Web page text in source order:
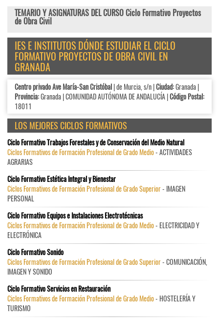
TEMARIO Y ASIGNATURAS DEL CURSO Ciclo Formativo Proyectos
de Obra Civil
IES E INSTITUTOS DÓNDE ESTUDIAR EL CICLO
FORMATIVO PROYECTOS DE OBRA CIVIL EN
GRANADA
Centro privado Ave María-San Cristóbal| de Murcia, s/n |Ciudad:Granada |
Provincia:Granada | COMUNIDAD AUTÓNOMA DE ANDALUCÍA |Código Postal:
18011
LOS MEJORES CICLOS FORMATIVOS
Ciclo Formativo Trabajos Forestales y de Conservación del Medio Natural
Ciclos Formativos de Formación Profesional de Grado Medio- ACTIVIDADES
AGRARIAS
Ciclo Formativo Estética Integral y Bienestar
Ciclos Formativos de Formación Profesional de Grado Superior- IMAGEN
PERSONAL
Ciclo Formativo Equipos e Instalaciones Electrotécnicas
Ciclos Formativos de Formación Profesional de Grado Medio- ELECTRICIDAD Y
ELECTRÓNICA
Ciclo Formativo Sonido
Ciclos Formativos de Formación Profesional de Grado Superior- COMUNICACIÓN,
IMAGEN Y SONIDO
Ciclo Formativo Servicios en Restauración
Ciclos Formativos de Formación Profesional de Grado Medio- HOSTELERÍA Y
TURISMO